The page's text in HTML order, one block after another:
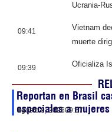
Ucrania-
09:41
Vietnam
muerte
09:39 Oficializa
Reportan en Brasil
especiales a mujeres
agosto 9, 202609:57